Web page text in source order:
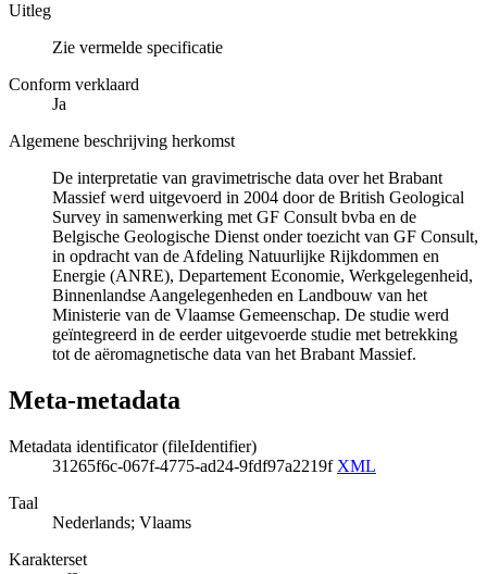
Uitleg
Zie vermelde specificatie
Conform verklaard
Ja
Algemene beschrijving herkomst
De interpretatie van gravimetrische data over het Brabant
Massief werd uitgevoerd in 2004 door de British Geological
Survey in samenwerking met GF Consult bvba en de
Belgische Geologische Dienst onder toezicht van GF Consult,
in opdracht van de Afdeling Natuurlijke Rijkdommen en
Energie (ANRE), Departement Economie, Werkgelegenheid,
Binnenlandse Aangelegenheden en Landbouw van het
Ministerie van de Vlaamse Gemeenschap. De studie werd
geïntegreerd in de eerder uitgevoerde studie met betrekking
tot de aëromagnetische data van het Brabant Massief.
Meta-metadata
Metadata identificator (fileIdentifier)
31265f6c-067f-4775-ad24-9fdf97a2219f XML
Taal
Nederlands; Vlaams
Karakterset